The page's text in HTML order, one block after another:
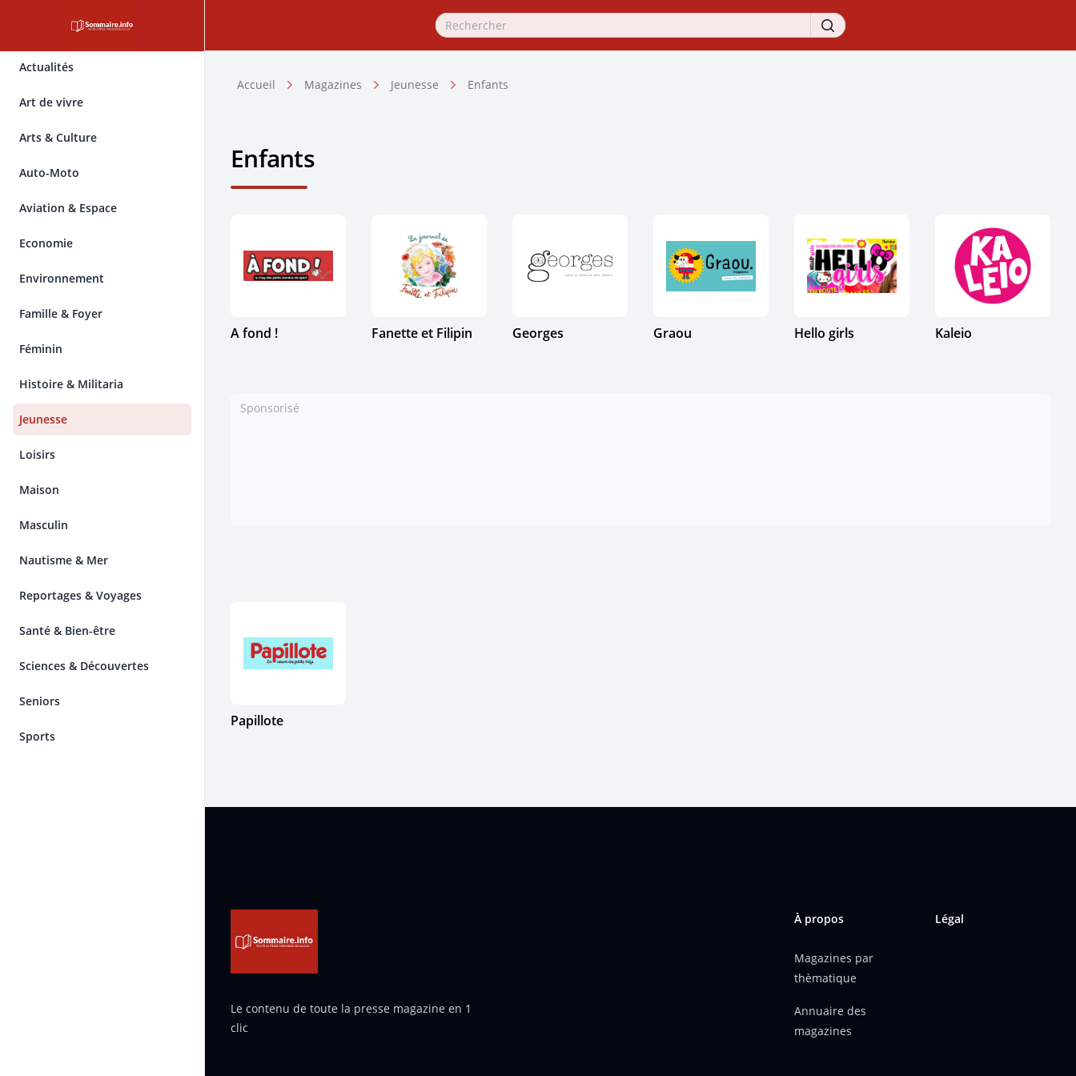
Actualités
Art de vivre
Arts & Culture
Auto-Moto
Aviation & Espace
Economie
Environnement
Famille & Foyer
Féminin
Histoire & Militaria
Jeunesse
Loisirs
Maison
Masculin
Nautisme & Mer
Reportages & Voyages
Santé & Bien-être
Sciences & Découvertes
Seniors
Sports
Accueil Magazines Jeunesse Enfants
Enfants
A fond ! Fanette et Filipin Georges Graou Hello girls Kaleio
Sponsorisé
Papillote
Le contenu de toute la presse magazine en 1
clic
À propos
Magazines par
thèmatique
Annuaire des
magazines
Légal